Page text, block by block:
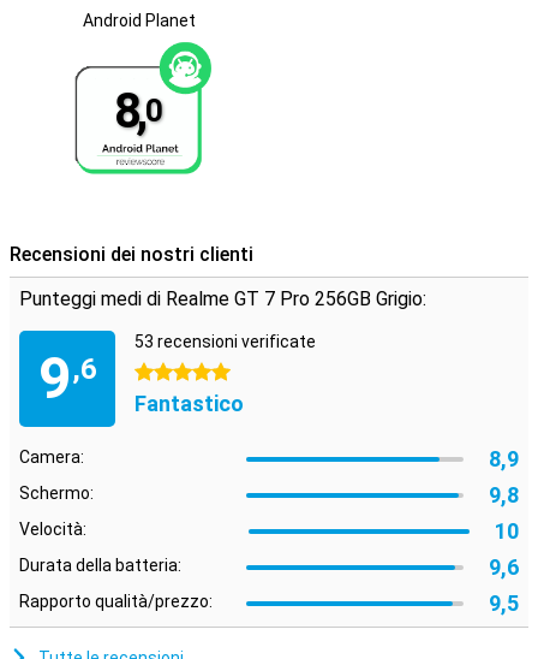
Android Planet
8,0
Recensioni dei nostri clienti
Punteggi medi di Realme GT 7 Pro 256GB Grigio:
9,6
53 recensioni verificate
5 stelle
Fantastico
Camera: 8,9
Schermo: 9,8
Velocità: 10
Durata della batteria: 9,6
Rapporto qualità/prezzo: 9,5